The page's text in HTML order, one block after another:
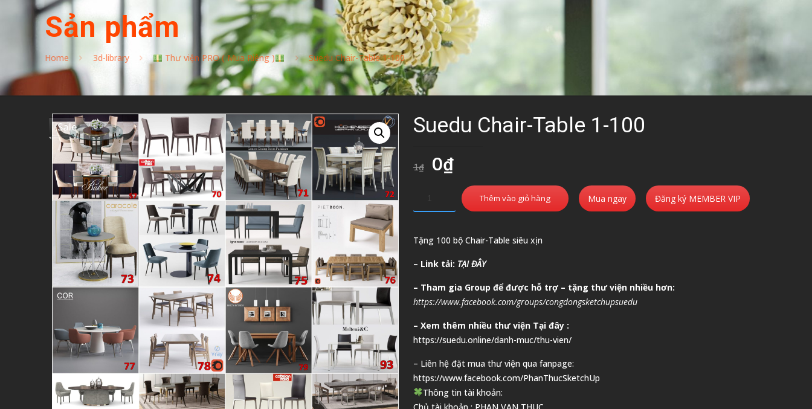
Sản phẩm
Home 3d-library Thư viện PRO ( Mua Riêng ) Suedu Chair-Table 1-100
Sale Suedu Chair-Table 1-100
1₫ Giá
là:
1₫.
0₫Giá
hiện
tại
là:
0₫.
Thêm vào giỏ hàng Mua ngay Đăng ký MEMBER VIP
Tặng 100 bộ Chair-Table siêu xịn
– Link tải: TẠI ĐÂY
– Tham gia Group để được hỗ trợ – tặng thư viện nhiều hơn:
https://www.facebook.com/groups/congdongsketchupsuedu
– Xem thêm nhiều thư viện Tại đây :
https://suedu.online/danh-muc/thu-vien/
– Liên hệ đặt mua thư viện qua fanpage:
https://www.facebook.com/PhanThucSketchUp
Thông tin tài khoản: